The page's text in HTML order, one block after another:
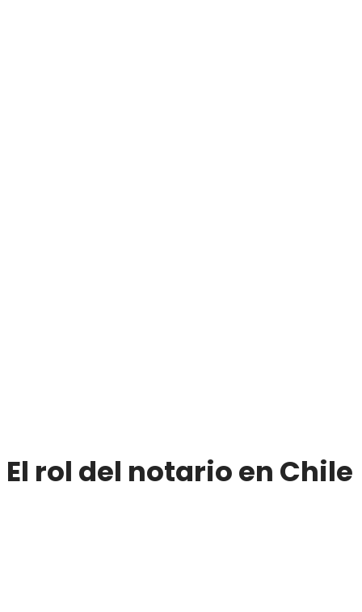
El rol del notario en Chile